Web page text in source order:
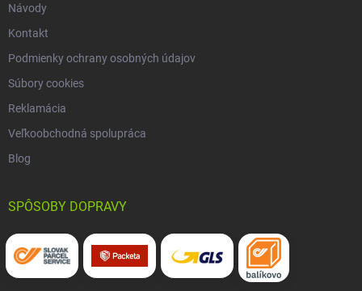
Návody
Kontakt
Podmienky ochrany osobných údajov
Súbory cookies
Reklamácia
Veľkoobchodná spolupráca
Blog
SPÔSOBY DOPRAVY